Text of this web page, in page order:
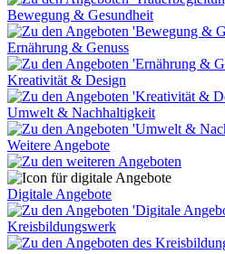
Bewegung & Gesundheit
Ernährung & Genuss
Kreativität & Design
Umwelt & Nachhaltigkeit
Weitere Angebote
Digitale Angebote
Kreisbildungswerk